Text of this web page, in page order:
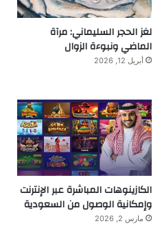
لغز الحجر السليماني: مرآة
الماضي ونبوءة الزوال
أبريل 12, 2026
الكازينوهات المباشرة عبر الإنترنت
وإمكانية الوصول من السعودية
مارس 2, 2026